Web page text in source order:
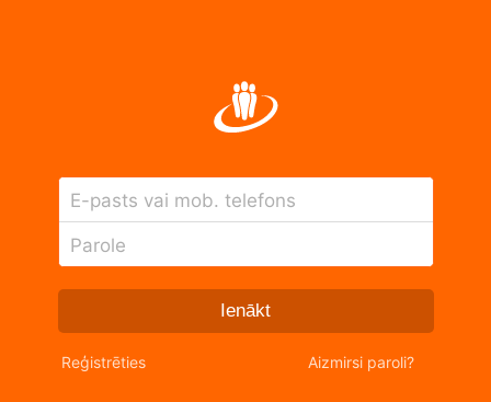
E-pasts vai mob. telefons
Parole
Ienākt
Reģistrēties Aizmirsi paroli?